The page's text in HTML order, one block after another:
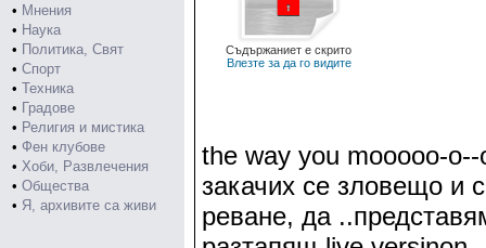
• Мнения
• Наука
• Политика, Свят
• Спорт
• Техника
• Градове
• Религия и мистика
• Фен клубове
• Хоби, Развлечения
• Общества
• Я, архивите са живи
Съдържаниет е скрито
Влезте за да го видите
the way you mooooo-
закачих се зловещо и
реване, да